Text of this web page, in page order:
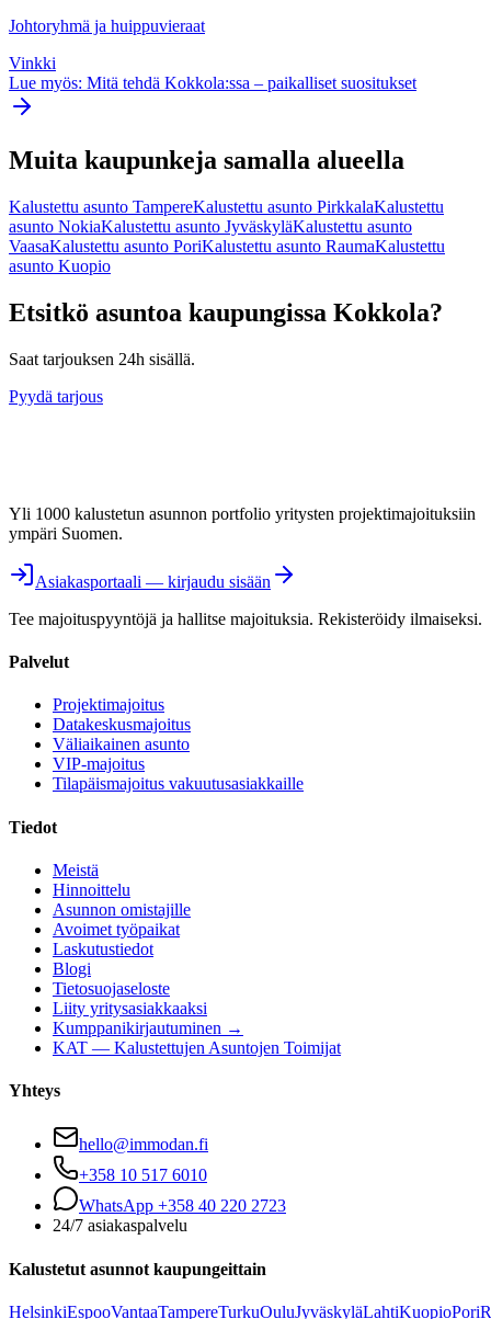
Johtoryhmä ja huippuvieraat
Vinkki
Lue myös: Mitä tehdä Kokkola:ssa – paikalliset suositukset
Muita kaupunkeja samalla alueella
Kalustettu asunto TampereKalustettu asunto PirkkalaKalustettu
asunto NokiaKalustettu asunto JyväskyläKalustettu asunto
VaasaKalustettu asunto PoriKalustettu asunto RaumaKalustettu
asunto Kuopio
Etsitkö asuntoa kaupungissa Kokkola?
Saat tarjouksen 24h sisällä.
Pyydä tarjous
Yli 1000 kalustetun asunnon portfolio yritysten projektimajoituksiin
ympäri Suomen.
Asiakasportaali — kirjaudu sisään
Tee majoituspyyntöjä ja hallitse majoituksia. Rekisteröidy ilmaiseksi.
Palvelut
Projektimajoitus
Datakeskusmajoitus
Väliaikainen asunto
VIP-majoitus
Tilapäismajoitus vakuutusasiakkaille
Tiedot
Meistä
Hinnoittelu
Asunnon omistajille
Avoimet työpaikat
Laskutustiedot
Blogi
Tietosuojaseloste
Liity yritysasiakkaaksi
Kumppanikirjautuminen →
KAT — Kalustettujen Asuntojen Toimijat
Yhteys
hello@immodan.fi
+358 10 517 6010
WhatsApp +358 40 220 2723
24/7 asiakaspalvelu
Kalustetut asunnot kaupungeittain
HelsinkiEspooVantaaTampereTurkuOuluJyväskyläLahtiKuopioPori